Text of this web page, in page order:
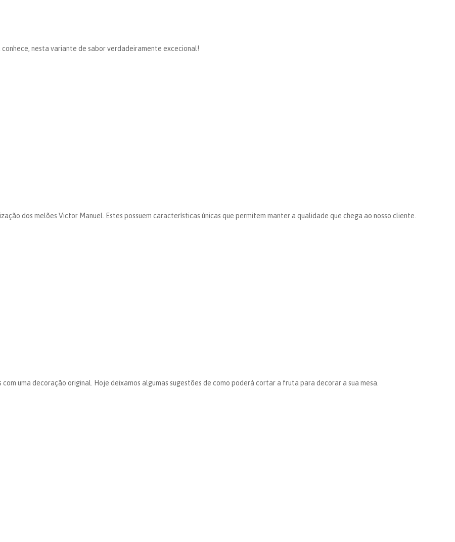
nesta variante de sabor verdadeiramente excecional!
dos melões Victor Manuel. Estes possuem características únicas que permitem manter a qualidade que chega ao nosso cliente.
uma decoração original. Hoje deixamos algumas sugestões de como poderá cortar a fruta para decorar a sua mesa.